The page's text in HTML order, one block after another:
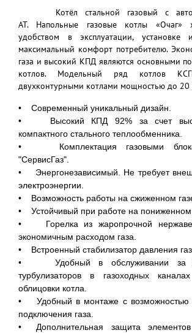
Котёл стальной газовый с
АТ. Напольные газовые котлы «Очаг»
удобством в эксплуатации, установке
максимальный комфорт потребителю.
газа и высокий КПД являются основными
котлов. Модельный ряд котлов
двухконтурными котлами мощностью до 20
• Современный уникальный дизайн.
• Высокий КПД 92% за счет
компактного стального теплообменника.
• Комплектация газовыми
"СервисГаз".
• Энергонезависимый. Не требует
электроэнергии.
• Возможность работы на сжиженном
• Устойчивый при работе на пониженном
• Горелка из жаропрочной
экономичным расходом газа.
• Встроенный стабилизатор давления
• Удобный в обслуживании за
турбулизаторов в газоходных
облицовки котла.
• Удобный в монтаже с возможностью
подключения газа.
• Дополнительная защита